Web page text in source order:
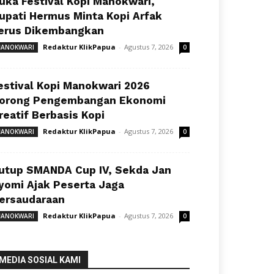
Hermus Minta Kopi Arfak
Dikembangkan
Redaktur KlikPapua - Agustus 7, 2026 0
Kopi Manokwari 2026
Pengembangan Ekonomi
Berbasis Kopi
Redaktur KlikPapua - Agustus 7, 2026 0
SMANDA Cup IV, Sekda Jan
Ajak Peserta Jaga
Redaktur KlikPapua - Agustus 7, 2026 0
MEDIA SOSIAL KAMI